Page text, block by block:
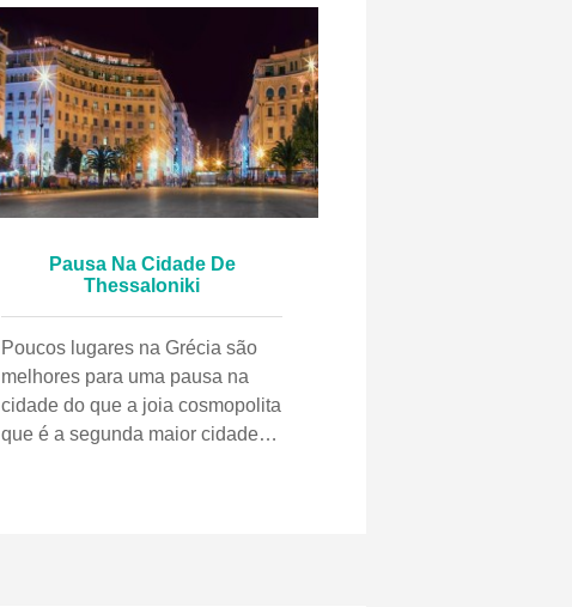
Pausa Na Cidade De
Thessaloniki
Poucos lugares na Grécia são
melhores para uma pausa na
cidade do que a joia cosmopolita
que é a segunda maior cidade